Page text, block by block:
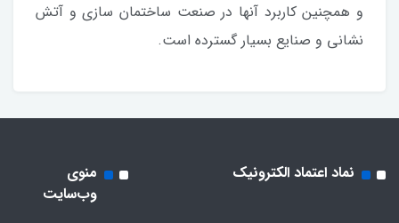
و همچنین کاربرد آنها در صنعت ساختمان سازی و آتش
نشانی و صنایع بسیار گسترده است.
نماد اعتماد الکترونیک
منوی
وب‌سایت